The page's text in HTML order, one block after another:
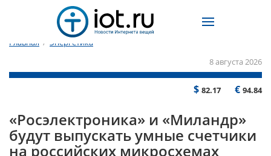
Главная / Энергетика
8 августа 2026
$ 82.17 € 94.84
«Росэлектроника» и «Миландр»
будут выпускать умные счетчики
на российских микросхемах